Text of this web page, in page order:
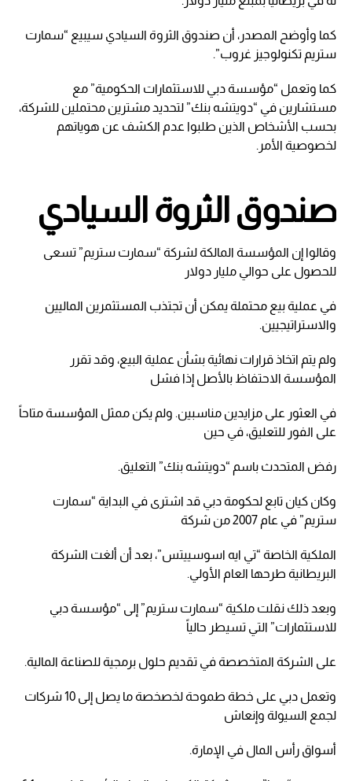
كما وأوضح المصدر، أن صندوق الثروة السيادي سيبيع “سمارت
ستريم تكنولوجيز غروب”.
كما وتعمل “مؤسسة دبي للاستثمارات الحكومية” مع
مستشارين في “دويتشه بنك” لتحديد مشترين محتملين للشركة،
بحسب الأشخاص الذين طلبوا عدم الكشف عن هوياتهم
لخصوصية الأمر.
صندوق الثروة السيادي
وقالوا إن المؤسسة المالكة لشركة “سمارت ستريم” تسعى
للحصول على حوالي مليار دولار
في عملية بيع محتملة يمكن أن تجتذب المستثمرين الماليين
والاستراتيجيين.
ولم يتم اتخاذ قرارات نهائية بشأن عملية البيع، وقد تقرر
المؤسسة الاحتفاظ بالأصل إذا فشل
في العثور على مزايدين مناسبين. ولم يكن ممثل المؤسسة متاحاً
على الفور للتعليق، في حين
رفض المتحدث باسم “دويتشه بنك” التعليق.
وكان كيان تابع لحكومة دبي قد اشترى في البداية “سمارت
ستريم” في عام 2007 من شركة
الملكية الخاصة “تي ايه اسوسييتس”، بعد أن ألغت الشركة
البريطانية طرحها العام الأولي.
وبعد ذلك نقلت ملكية “سمارت ستريم” إلى “مؤسسة دبي
للاستثمارات” التي تسيطر حالياً
على الشركة المتخصصة في تقديم حلول برمجية للصناعة المالية.
وتعمل دبي على خطة طموحة لخصخصة ما يصل إلى 10 شركات
لجمع السيولة وإنعاش
أسواق رأس المال في الإمارة.